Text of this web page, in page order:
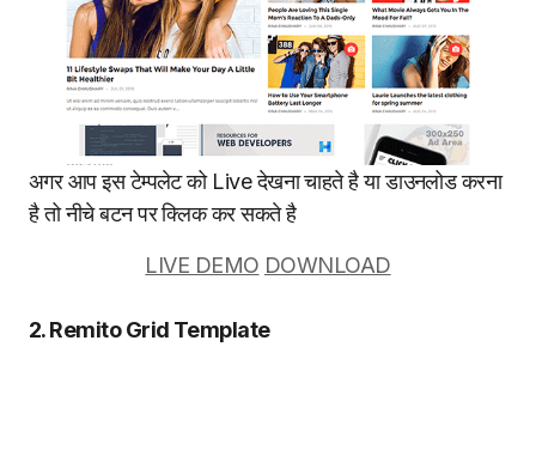
अगर आप इस टेम्पलेट को Live देखना चाहते है या डाउनलोड करना
है तो नीचे बटन पर क्लिक कर सकते है
LIVE DEMO DOWNLOAD
2. Remito Grid Template